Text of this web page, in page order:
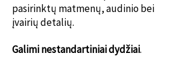
pasirinktų matmenų, audinio bei
įvairių detalių.
Galimi nestandartiniai dydžiai.